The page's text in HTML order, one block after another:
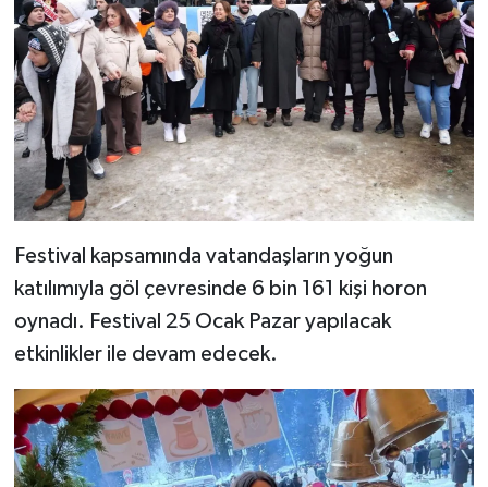
Festival kapsamında vatandaşların yoğun
katılımıyla göl çevresinde 6 bin 161 kişi horon
oynadı. Festival 25 Ocak Pazar yapılacak
etkinlikler ile devam edecek.